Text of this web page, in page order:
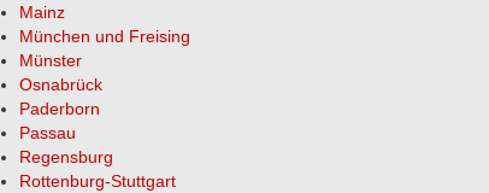
Mainz
München und Freising
Münster
Osnabrück
Paderborn
Passau
Regensburg
Rottenburg-Stuttgart